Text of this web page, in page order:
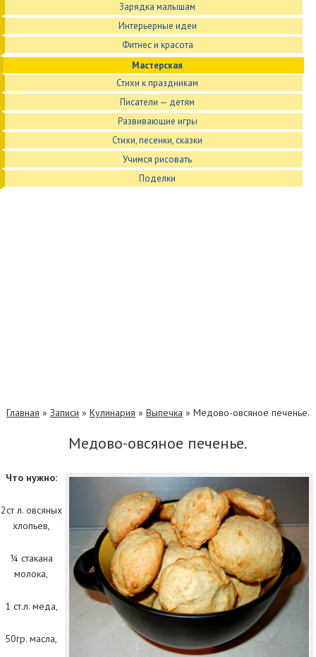
Зарядка малышам
Интерьерные идеи
Фитнес и красота
Мастерская
Стихи к праздникам
Писатели — детям
Развивающие игры
Стихи, песенки, сказки
Учимся рисовать
Поделки
Главная » Записи » Кулинария » Выпечка » Медово-овсяное печенье.
Медово-овсяное печенье.
Что нужно:
2ст л. овсяных
хлопьев,
¼ стакана
молока,
1 ст.л. меда,
50гр. масла,